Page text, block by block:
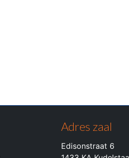
Adres zaal
Edisonstraat 6